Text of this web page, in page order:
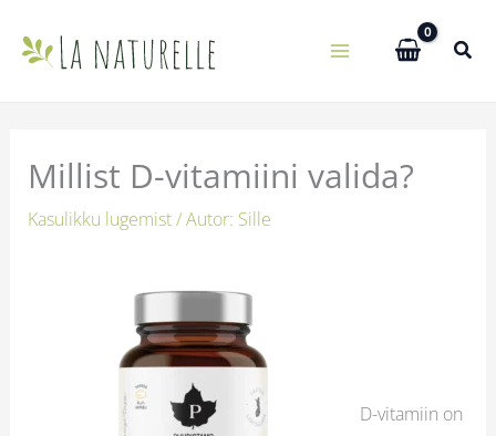
Millist D-vitamiini valida?
Kasulikku lugemist/ Autor: Sille
D-vitamiin on